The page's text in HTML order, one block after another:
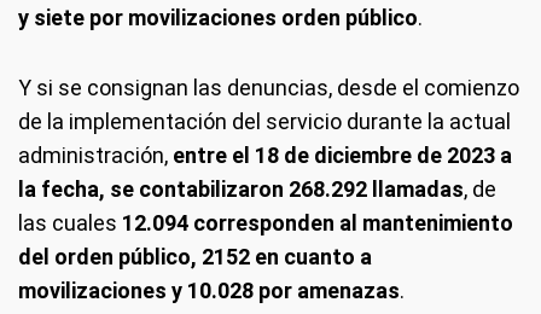
y siete por movilizaciones orden público.
Y si se consignan las denuncias, desde el comienzo
de la implementación del servicio durante la actual
administración, entre el 18 de diciembre de 2023 a
la fecha, se contabilizaron 268.292 llamadas, de
las cuales 12.094 corresponden al mantenimiento
del orden público, 2152 en cuanto a
movilizaciones y 10.028 por amenazas.